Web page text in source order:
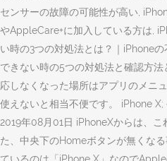
センサーの故障の可能性が高い,
やAppleCare+に加入している方は,
い時の3つの対処法とは？｜iPhone
できない時の5つの対処法と確認方
応しなくなった場所はアプリのメニ
使えないと相当不便です。 iPhone X;
2019年08月01日 iPhoneXからは、
た、中央下のHomeボタンが無くな